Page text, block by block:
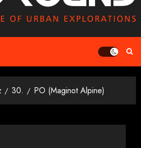
30. PO (Maginot Alpine)